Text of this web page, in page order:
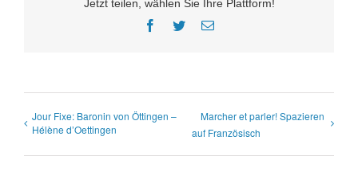
Jetzt teilen, wählen Sie Ihre Plattform!
Facebook
TwitterE-
Jour Fixe: Baronin von Öttingen –
Hélène d’Oettingen
Marcher et parler! Spazieren
auf Französisch